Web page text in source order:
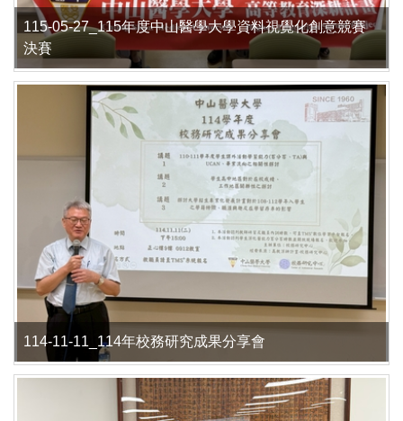
115-05-27_115年度中山醫學大學資料視覺化創意競賽
決賽
114-11-11_114年校務研究成果分享會